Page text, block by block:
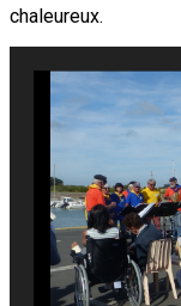
chaleureux.